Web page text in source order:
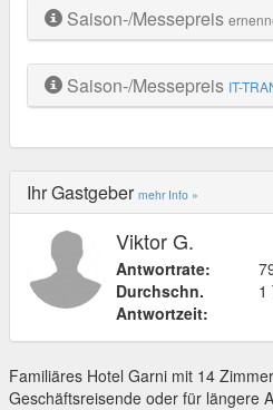
Saison-/Messepreis
Saison-/Messepreis IT-
Ihr Gastgeber mehr Info »
Viktor G.
Antwortrate:
Durchschn.
Antwortzeit:
1
Familiäres Hotel Garni mit 14
Geschäftsreisende oder für längere